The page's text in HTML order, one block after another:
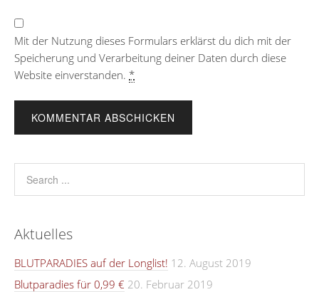
Mit der Nutzung dieses Formulars erklärst du dich mit der
Speicherung und Verarbeitung deiner Daten durch diese
Website einverstanden. *
Aktuelles
BLUTPARADIES auf der Longlist! 12. August 2019
Blutparadies für 0,99 € 20. Februar 2019